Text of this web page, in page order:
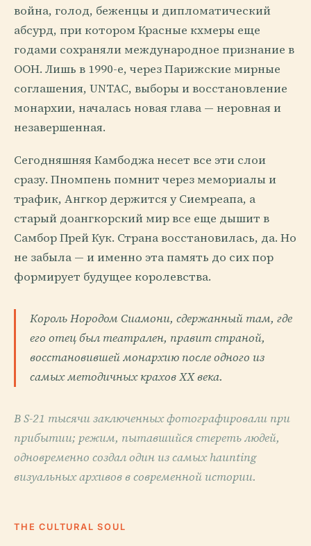
война, голод, беженцы и дипломатический
абсурд, при котором Красные кхмеры еще
годами сохраняли международное признание в
ООН. Лишь в 1990-е, через Парижские мирные
соглашения, UNTAC, выборы и восстановление
монархии, началась новая глава — неровная и
незавершенная.
Сегодняшняя Камбоджа несет все эти слои
сразу. Пномпень помнит через мемориалы и
трафик, Ангкор держится у Сиемреапа, а
старый доангкорский мир все еще дышит в
Самбор Прей Кук. Страна восстановилась, да. Но
не забыла — и именно эта память до сих пор
формирует будущее королевства.
Король Нородом Сиамони, сдержанный там, где
его отец был театрален, правит страной,
восстановившей монархию после одного из
самых методичных крахов XX века.
В S-21 тысячи заключенных фотографировали при
прибытии; режим, пытавшийся стереть людей,
одновременно создал один из самых haunting
визуальных архивов в современной истории.
THE CULTURAL SOUL